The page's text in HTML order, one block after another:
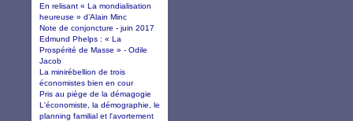
En relisant « La mondialisation
heureuse » d’Alain Minc
Note de conjoncture - juin 2017
Edmund Phelps : « La
Prospérité de Masse » - Odile
Jacob
La minirébellion de trois
économistes bien en cour
Pris au piège de la démagogie
L'économiste, la démographie, le
planning familial et l'avortement